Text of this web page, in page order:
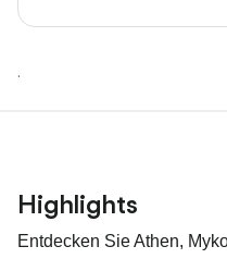
.
Highlights
Entdecken Sie Athen,